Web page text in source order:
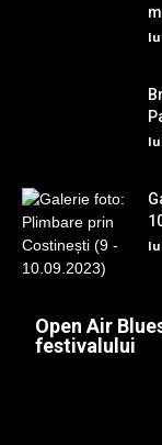
Open Air
festivalului